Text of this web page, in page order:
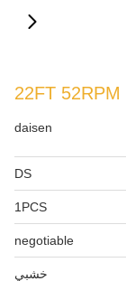
daisen
DS
1PCS
negotiable
خشبي